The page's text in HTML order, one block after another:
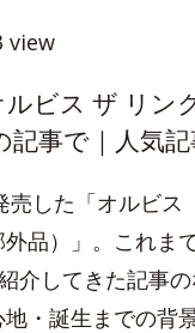
view
ルビス ザ リン
記事で｜人気
売した「オルビ
品）」。これま
介してきた記事
・誕生までの背